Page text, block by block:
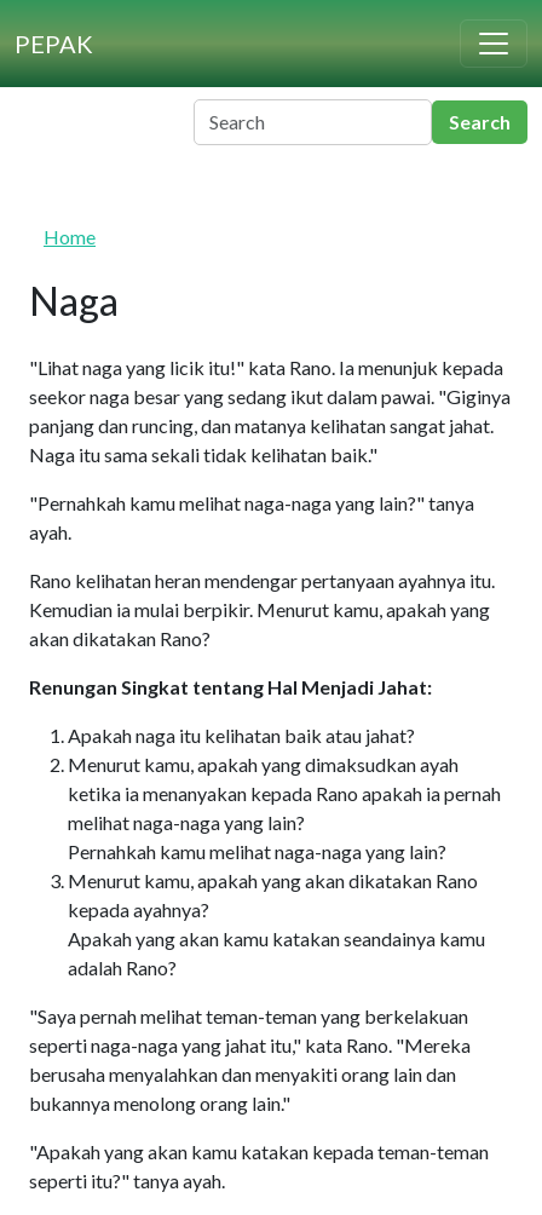
PEPAK
Home
Naga
"Lihat naga yang licik itu!" kata Rano. Ia menunjuk kepada
seekor naga besar yang sedang ikut dalam pawai. "Giginya
panjang dan runcing, dan matanya kelihatan sangat jahat.
Naga itu sama sekali tidak kelihatan baik."
"Pernahkah kamu melihat naga-naga yang lain?" tanya
ayah.
Rano kelihatan heran mendengar pertanyaan ayahnya itu.
Kemudian ia mulai berpikir. Menurut kamu, apakah yang
akan dikatakan Rano?
Renungan Singkat tentang Hal Menjadi Jahat:
Apakah naga itu kelihatan baik atau jahat?
Menurut kamu, apakah yang dimaksudkan ayah
ketika ia menanyakan kepada Rano apakah ia pernah
melihat naga-naga yang lain?
Pernahkah kamu melihat naga-naga yang lain?
Menurut kamu, apakah yang akan dikatakan Rano
kepada ayahnya?
Apakah yang akan kamu katakan seandainya kamu
adalah Rano?
"Saya pernah melihat teman-teman yang berkelakuan
seperti naga-naga yang jahat itu," kata Rano. "Mereka
berusaha menyalahkan dan menyakiti orang lain dan
bukannya menolong orang lain."
"Apakah yang akan kamu katakan kepada teman-teman
seperti itu?" tanya ayah.